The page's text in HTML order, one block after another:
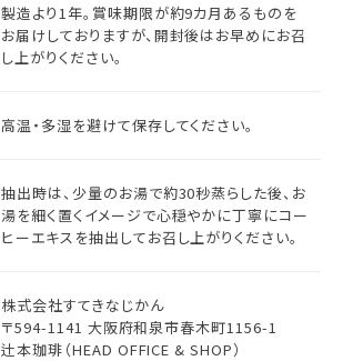
製造より1年。賞味期限が約9カ月あるものを
お届けしておりますが、開封後はお早めにお召
し上がりください。
高温・多湿を避けて保存してください。
抽出時は、少量のお湯で約30秒蒸らした後、お
湯を細く置くイメージで心穏やかに丁寧にコー
ヒーエキスを抽出してお召し上がりください。
株式会社すてきなじかん
〒594-1141 大阪府和泉市春木町1156-1
辻本珈琲（HEAD OFFICE & SHOP）